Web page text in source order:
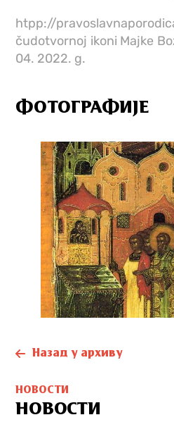
htpp://
čudotvornoj ikoni Majke
04. 2022. g.
ФОТОГРАФИЈЕ
Назад у архиву
НОВОСТИ
НОВОСТИ